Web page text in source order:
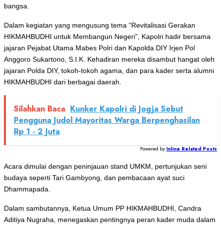
bangsa.
Dalam kegiatan yang mengusung tema “Revitalisasi Gerakan
HIKMAHBUDHI untuk Membangun Negeri”, Kapolri hadir bersama
jajaran Pejabat Utama Mabes Polri dan Kapolda DIY Irjen Pol
Anggoro Sukartono, S.I.K. Kehadiran mereka disambut hangat oleh
jajaran Polda DIY, tokoh-tokoh agama, dan para kader serta alumni
HIKMAHBUDHI dari berbagai daerah.
Silahkan Baca Kunker Kapolri di Jogja Sebut
Pengguna Judol Mayoritas Warga Berpenghasilan
Rp 1 - 2 Juta
Powered by Inline Related Posts
Acara dimulai dengan peninjauan stand UMKM, pertunjukan seni
budaya seperti Tari Gambyong, dan pembacaan ayat suci
Dhammapada.
Dalam sambutannya, Ketua Umum PP HIKMAHBUDHI, Candra
Aditiya Nugraha, menegaskan pentingnya peran kader muda dalam